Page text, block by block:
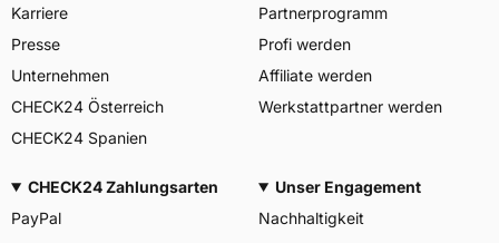
Karriere
Presse
Unternehmen
CHECK24 Österreich
CHECK24 Spanien
Partnerprogramm
Profi werden
Affiliate werden
Werkstattpartner werden
CHECK24 Zahlungsarten
PayPal
Unser Engagement
Nachhaltigkeit